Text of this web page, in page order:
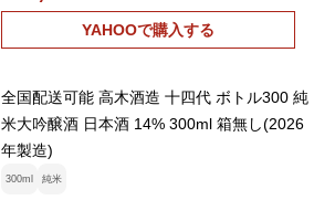
YAHOOで購入する
全国配送可能 高木酒造 十四代 ボトル300 純
米大吟醸酒 日本酒 14% 300ml 箱無し(2026
年製造)
300ml 純米